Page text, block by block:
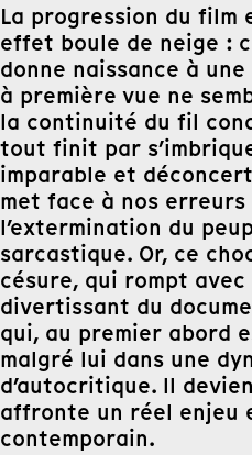
La progression du film
effet boule de neige :
donne naissance à
à première vue ne
la continuité du fil
tout finit par
imparable et
met face à nos
l’extermination du
sarcastique. Or, ce
césure, qui rompt
divertissant du
qui, au premier abord
malgré lui dans une
d’autocritique. ll
affronte un réel enjeu
contemporain.